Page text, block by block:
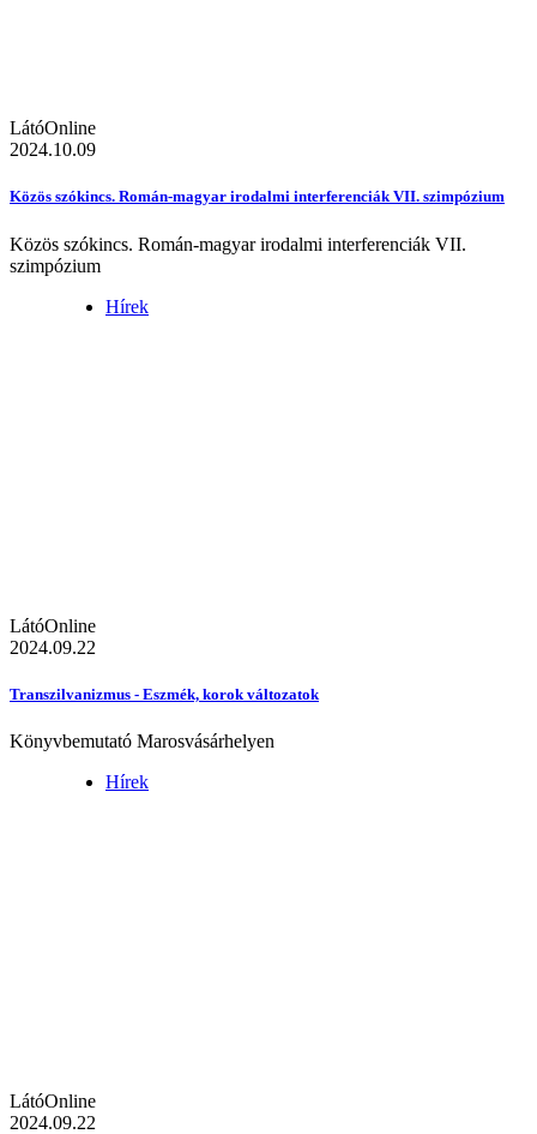
LátóOnline
2024.10.09
Közös szókincs. Román-magyar irodalmi interferenciák VII. szimpózium
Közös szókincs. Román-magyar irodalmi interferenciák VII.
szimpózium
Hírek
LátóOnline
2024.09.22
Transzilvanizmus - Eszmék, korok változatok
Könyvbemutató Marosvásárhelyen
Hírek
LátóOnline
2024.09.22